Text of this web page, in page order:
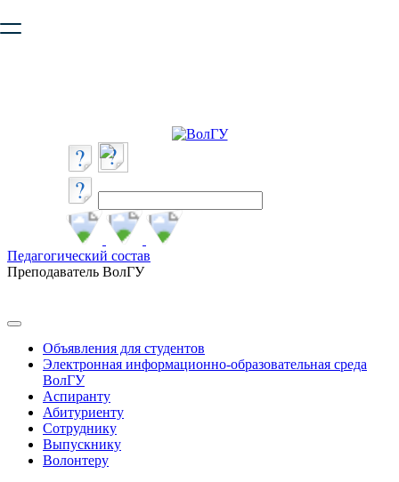
безопасную работу с сайтом. Пожалуйста
Педагогический состав
Преподаватель ВолГУ
Объявления для студентов
Электронная информационно-образовательная среда
ВолГУ
Аспиранту
Абитуриенту
Сотруднику
Выпускнику
Волонтеру